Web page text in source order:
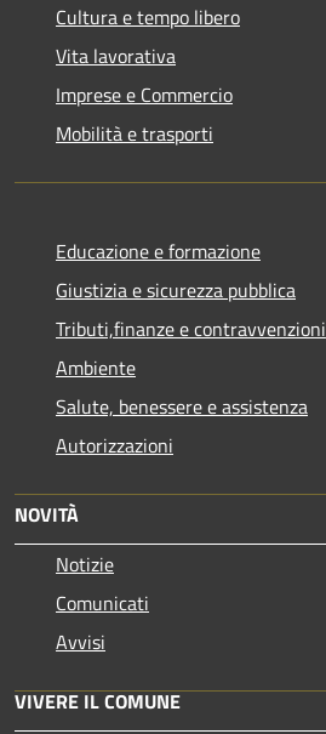
Cultura e tempo libero
Vita lavorativa
Imprese e Commercio
Mobilità e trasporti
Educazione e formazione
Giustizia e sicurezza pubblica
Tributi,finanze e contravvenzioni
Ambiente
Salute, benessere e assistenza
Autorizzazioni
NOVITÀ
Notizie
Comunicati
Avvisi
VIVERE IL COMUNE